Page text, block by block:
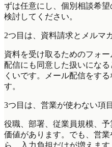
ずは任意にし、個別相談希
検討してください。
2つ目は、資料請求とメルマ
資料を受け取るためのフォ
配信にも同意した扱いにな
くいです。メール配信をす
す。
3つ目は、営業が使わない項
役職、部署、従業員規模、
価値があります。でも、営
ら、入力負担だけが増えます